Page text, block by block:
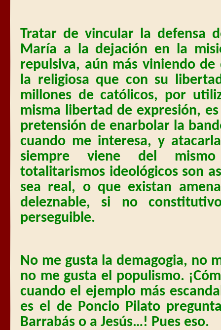
Tratar de vincular la defensa
María a la dejación en la
repulsiva, aún más viniendo
la religiosa que con su
millones de católicos, por
misma libertad de expresión,
pretensión de enarbolar la
cuando me interesa, y
siempre viene del
totalitarismos ideológicos son
sea real, o que existan
deleznable, si no
perseguible.
No me gusta la demagogia, no
no me gusta el populismo.
cuando el ejemplo más
es el de Poncio Pilato
Barrabás o a Jesús…! Pues eso.